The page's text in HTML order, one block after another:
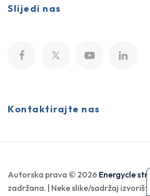
Slijedi nas
Kontaktirajte nas
Autorska prava © 2026 Energycle stroj
zadržana. | Neke slike/sadržaj